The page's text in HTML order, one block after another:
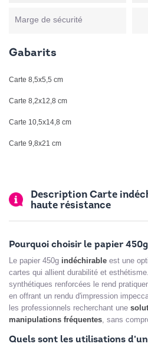
Marge de sécurité
Gabarits
Carte 8,5x5,5 cm
Carte 8,2x12,8 cm
Carte 10,5x14,8 cm
Carte 9,8x21 cm
Description Carte
haute résistance
Pourquoi choisir le papier
Le papier 450g indéchirable est une
cartes qui allient durabilité et
synthétiques renforcées le rend
en offrant un rendu d'impression
les professionnels recherchant une
manipulations fréquentes, sans
Quels sont les utilisations